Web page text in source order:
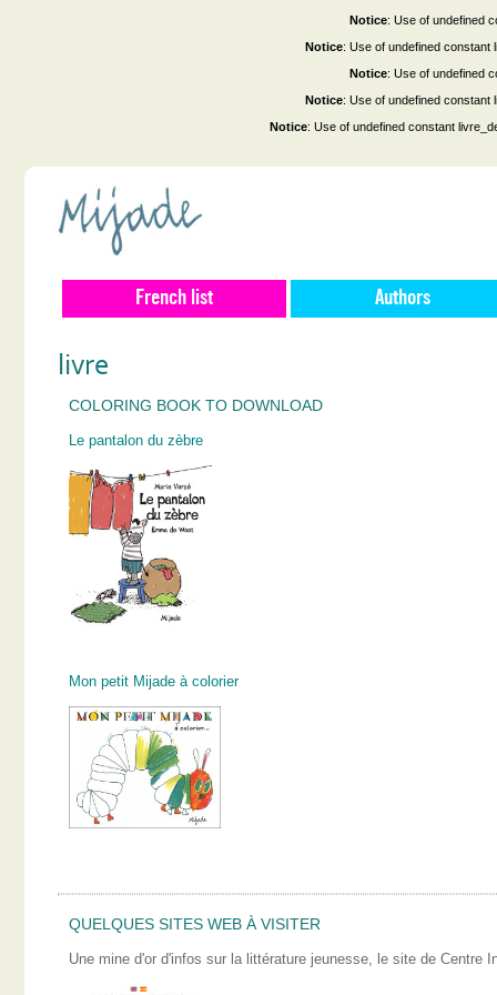
Notice: Use of undefined
Notice: Use of undefined
Notice: Use of undefined
Notice: Use of undefined
Notice: Use of undefined constant
French list Authors
livre
COLORING BOOK TO DOWNLOAD
Le pantalon du zèbre
Mon petit Mijade à colorier
QUELQUES SITES WEB À VISITER
Une mine d'or d'infos sur la littérature jeunesse, le site de Centre